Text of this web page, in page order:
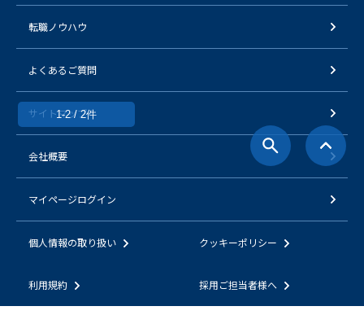
1-2 / 2件
転職ノウハウ
よくあるご質問
サイトマップ
会社概要
マイページログイン
個人情報の取り扱い クッキーポリシー
利用規約 採用ご担当者様へ